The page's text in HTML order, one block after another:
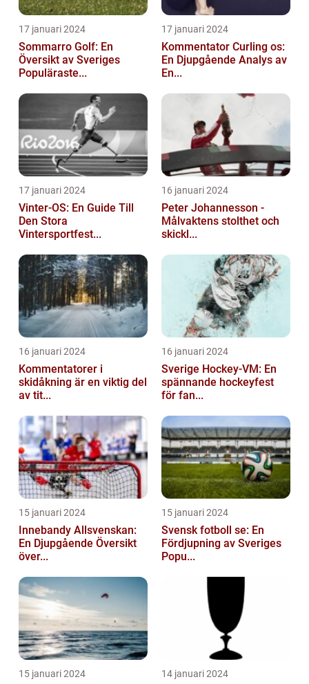
17 januari 2024
Sommarro Golf: En
Översikt av Sveriges
Populäraste...
17 januari 2024
Kommentator Curling os:
En Djupgående Analys av
En...
17 januari 2024
Vinter-OS: En Guide Till
Den Stora
Vintersportfest...
16 januari 2024
Peter Johannesson -
Målvaktens stolthet och
skickl...
16 januari 2024
Kommentatorer i
skidåkning är en viktig del
av tit...
16 januari 2024
Sverige Hockey-VM: En
spännande hockeyfest
för fan...
15 januari 2024
Innebandy Allsvenskan:
En Djupgående Översikt
över...
15 januari 2024
Svensk fotboll se: En
Fördjupning av Sveriges
Popu...
15 januari 2024 14 januari 2024